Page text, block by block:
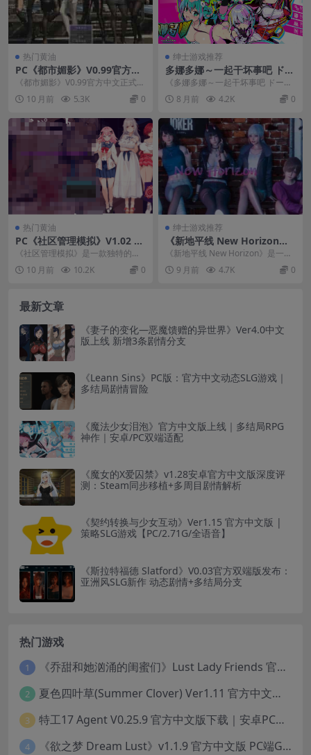
热门黄油
PC《都市媚影》V0.99官方中
文正式版下载｜国风都市RPG
游戏
《都市媚影》V0.99官方中文正式版
现已重磅发布！这款国风都市题材R
PG游戏完美...
10 月前 5.3K 0
绅士游戏推荐
多娜多娜～一起干坏事吧 ドー
ナドーナいっしょにわるいこ
とをしよう Ver1.11 官方中文
版｜经营SLG游戏下载+DLC
《多娜多娜～一起干坏事吧 ドーナ
ドーナいっしょにわるいことをし
よう》是一款必玩的...
8 月前 4.2K 0
热门黄油
PC《社区管理模拟》V1.02 AI
汉化版 – 像素风策略RPG游戏
【1.1G】
《社区管理模拟》是一款独特的像
素风格策略RPG游戏，玩家将扮演
公寓管理员，通过制...
10 月前 10.2K 0
绅士游戏推荐
《新地平线 New Horizon》v
0.2.2 汉化版：新增港口与角
色剧情｜PC安卓双端
《新地平线 New Horizon》是一款
以航海时代为背景的亚洲风SLG游
戏，让...
9 月前 4.7K 0
最新文章
《妻子的变化—恶魔馈赠的异世界》Ver4.0中文
版上线 新增3条剧情分支
《Leann Sins》PC版：官方中文动态SLG游戏｜
多结局剧情冒险
《魔法少女泪泡》官方中文版上线｜多结局RPG
神作｜安卓/PC双端适配
《魔女的X爱囚禁》v1.28安卓官方中文版深度评
测：Steam同步移植+多周目剧情解析
《契约转换与少女互动》Ver1.15 官方中文版 |
策略SLG游戏【PC/2.71G/全语音】
《斯拉特福德 Slatford》V0.03官方双端版发布：
亚洲风SLG新作 动态剧情+多结局分支
热门游戏
1 《乔甜和她汹涌的闺蜜们》Lust Lady Friends 官方中文版 SLG模拟经营游戏｜角色情感互动｜动态画面
2 夏色四叶草(Summer Clover) Ver1.11 官方中文版：全CG无修+动态互动SLG游戏下载
3 特工17 Agent V0.25.9 官方中文版下载｜安卓PC双端｜附存档赞助码
4 《欲之梦 Dream Lust》v1.1.9 官方中文版 PC端Galgame推荐